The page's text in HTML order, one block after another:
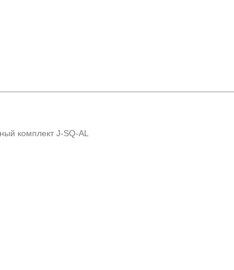
комплект J-SQ-AL